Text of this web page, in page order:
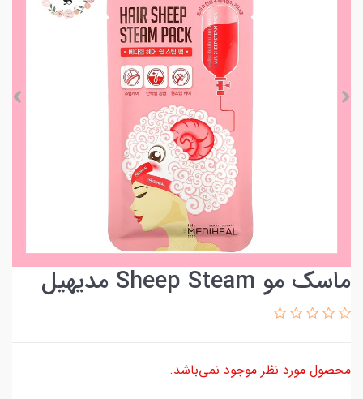
ماسک مو Sheep Steam مدیهیل
محصول مورد نظر موجود نمی‌باشد.